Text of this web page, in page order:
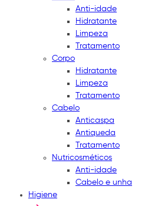
Anti-idade
Hidratante
Limpeza
Tratamento
Corpo
Hidratante
Limpeza
Tratamento
Cabelo
Anticaspa
Antiqueda
Tratamento
Nutricosméticos
Anti-idade
Cabelo e unha
Higiene